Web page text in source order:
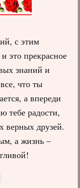
с этим
это прекрасное
знаний и
что ты
а впереди
тебе радости,
верных друзей.
а жизнь –